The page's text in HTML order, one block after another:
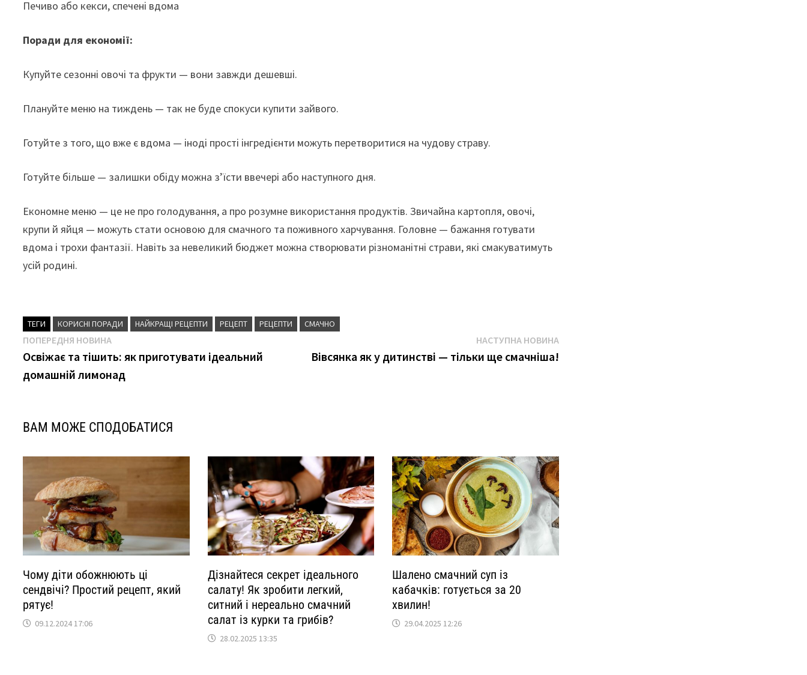
Печиво або кекси, спечені вдома
Поради для економії:
Купуйте сезонні овочі та фрукти — вони завжди дешевші.
Плануйте меню на тиждень — так не буде спокуси купити зайвого.
Готуйте з того, що вже є вдома — іноді прості інгредієнти можуть перетворитися на чудову страву.
Готуйте більше — залишки обіду можна з’їсти ввечері або наступного дня.
Економне меню — це не про голодування, а про розумне використання продуктів. Звичайна картопля, овочі,
крупи й яйця — можуть стати основою для смачного та поживного харчування. Головне — бажання готувати
вдома і трохи фантазії. Навіть за невеликий бюджет можна створювати різноманітні страви, які смакуватимуть
усій родині.
ТЕГИ КОРИСНІ ПОРАДИ НАЙКРАЩІ РЕЦЕПТИ РЕЦЕПТ РЕЦЕПТИ СМАЧНО
Навігація
записів
ПОПЕРЕДНЯ НОВИНАПопередня
новина
Освіжає та тішить: як приготувати ідеальний
домашній лимонад
НАСТУПНА НОВИНАНаступна
новина
Вівсянка як у дитинстві — тільки ще смачніша!
ВАМ МОЖЕ СПОДОБАТИСЯ
Чому діти обожнюють ці
сендвічі? Простий рецепт, який
рятує!
09.12.2024 17:06
Дізнайтеся секрет ідеального
салату! Як зробити легкий,
ситний і нереально смачний
салат із курки та грибів?
28.02.2025 13:35
Шалено смачний суп із
кабачків: готується за 20
хвилин!
29.04.2025 12:26